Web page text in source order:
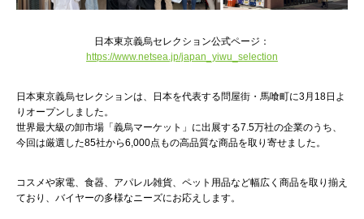
日本東京義烏セレクション公式ページ：
https://www.netsea.jp/japan_yiwu_selection
日本東京義烏セレクションは、日本を代表する問屋街・馬喰町に3月18日よ
りオープンしました。
世界最大級の卸市場「義烏マーケット」に出展する7.5万社の企業のうち、
今回は厳選した85社から6,000点もの高品質な商品を取り寄せました。
コスメや家電、食器、アパレル雑貨、ペット用品など幅広く商品を取り揃え
ており、バイヤーの多様なニーズにお応えします。